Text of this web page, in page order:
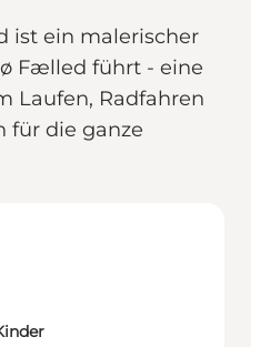
ist ein malerischer
Fælled führt - eine
Laufen, Radfahren
für die ganze